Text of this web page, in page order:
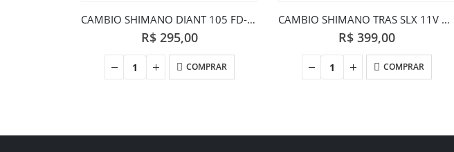
CAMBIO SHIMANO DIANT 105 FD-5800
R$295,00
COMPRAR
CAMBIO SHIMANO TRAS SLX 11V RD-M7000
R$399,00
COMPRAR